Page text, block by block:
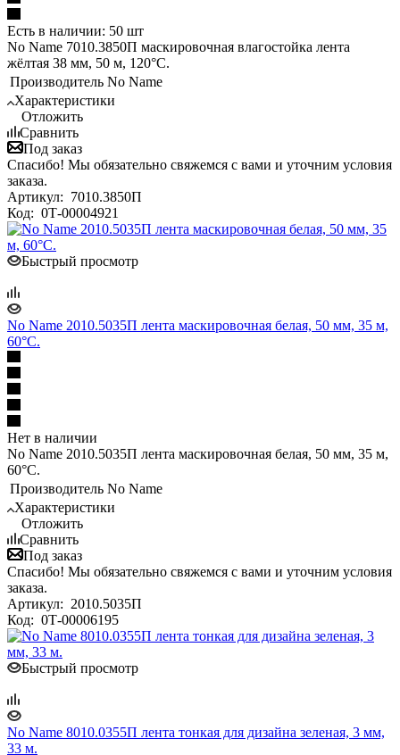
Есть в наличии: 50 шт
No Name 7010.3850П маскировочная влагостойка лента
жёлтая 38 мм, 50 м, 120°С.
Производитель No Name
Характеристики
Отложить
Сравнить
Под заказ
Спасибо! Мы обязательно свяжемся с вами и уточним условия
заказа.
Артикул: 7010.3850П
Код: 0Т-00004921
Быстрый просмотр
No Name 2010.5035П лента маскировочная белая, 50 мм, 35 м,
60°С.
Нет в наличии
No Name 2010.5035П лента маскировочная белая, 50 мм, 35 м,
60°С.
Производитель No Name
Характеристики
Отложить
Сравнить
Под заказ
Спасибо! Мы обязательно свяжемся с вами и уточним условия
заказа.
Артикул: 2010.5035П
Код: 0Т-00006195
Быстрый просмотр
No Name 8010.0355П лента тонкая для дизайна зеленая, 3 мм,
33 м.